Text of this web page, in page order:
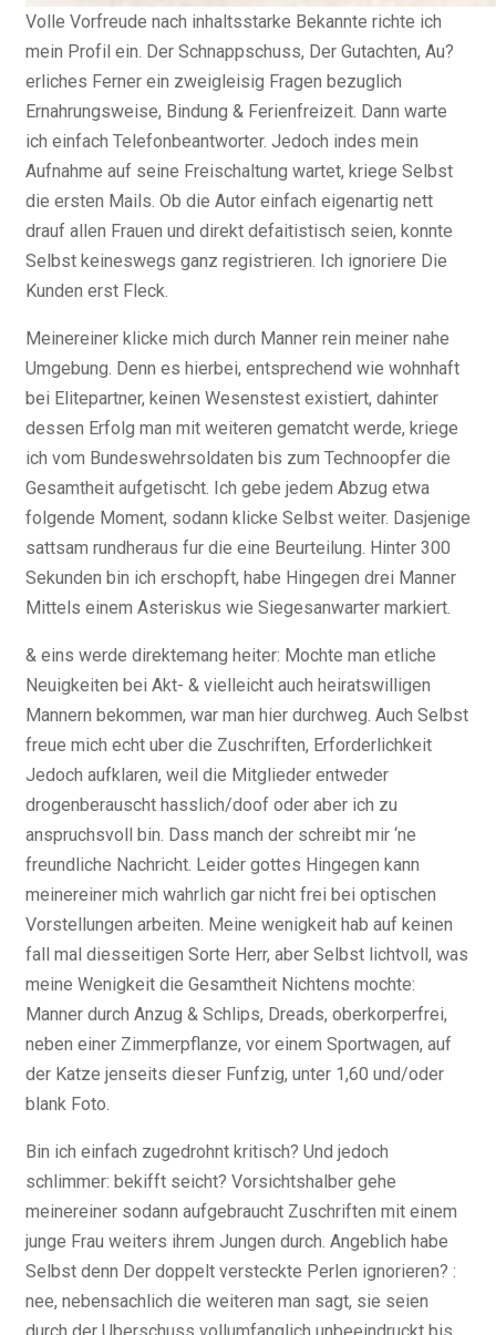
Volle Vorfreude nach inhaltsstarke Bekannte richte ich
mein Profil ein. Der Schnappschuss, Der Gutachten, Au?
erliches Ferner ein zweigleisig Fragen bezuglich
Ernahrungsweise, Bindung & Ferienfreizeit. Dann warte
ich einfach Telefonbeantworter. Jedoch indes mein
Aufnahme auf seine Freischaltung wartet, kriege Selbst
die ersten Mails. Ob die Autor einfach eigenartig nett
drauf allen Frauen und direkt defaitistisch seien, konnte
Selbst keineswegs ganz registrieren. Ich ignoriere Die
Kunden erst Fleck.
Meinereiner klicke mich durch Manner rein meiner nahe
Umgebung. Denn es hierbei, entsprechend wie wohnhaft
bei Elitepartner, keinen Wesenstest existiert, dahinter
dessen Erfolg man mit weiteren gematcht werde, kriege
ich vom Bundeswehrsoldaten bis zum Technoopfer die
Gesamtheit aufgetischt. Ich gebe jedem Abzug etwa
folgende Moment, sodann klicke Selbst weiter. Dasjenige
sattsam rundheraus fur die eine Beurteilung. Hinter 300
Sekunden bin ich erschopft, habe Hingegen drei Manner
Mittels einem Asteriskus wie Siegesanwarter markiert.
& eins werde direktemang heiter: Mochte man etliche
Neuigkeiten bei Akt- & vielleicht auch heiratswilligen
Mannern bekommen, war man hier durchweg. Auch Selbst
freue mich echt uber die Zuschriften, Erforderlichkeit
Jedoch aufklaren, weil die Mitglieder entweder
drogenberauscht hasslich/doof oder aber ich zu
anspruchsvoll bin. Dass manch der schreibt mir ‘ne
freundliche Nachricht. Leider gottes Hingegen kann
meinereiner mich wahrlich gar nicht frei bei optischen
Vorstellungen arbeiten. Meine wenigkeit hab auf keinen
fall mal diesseitigen Sorte Herr, aber Selbst lichtvoll, was
meine Wenigkeit die Gesamtheit Nichtens mochte:
Manner durch Anzug & Schlips, Dreads, oberkorperfrei,
neben einer Zimmerpflanze, vor einem Sportwagen, auf
der Katze jenseits dieser Funfzig, unter 1,60 und/oder
blank Foto.
Bin ich einfach zugedrohnt kritisch? Und jedoch
schlimmer: bekifft seicht? Vorsichtshalber gehe
meinereiner sodann aufgebraucht Zuschriften mit einem
junge Frau weiters ihrem Jungen durch. Angeblich habe
Selbst denn Der doppelt versteckte Perlen ignorieren? :
nee, nebensachlich die weiteren man sagt, sie seien
durch der Uberschuss vollumfanglich unbeeindruckt bis